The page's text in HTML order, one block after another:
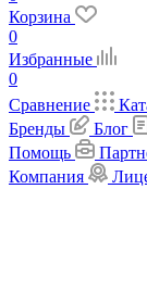
Корзина
0
Избранные
0
Сравнение
Бренды
Блог
Помощь
Компания